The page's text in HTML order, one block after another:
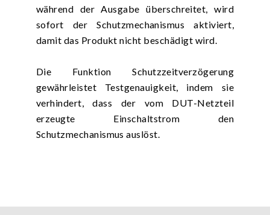
während der Ausgabe überschreitet, wird
sofort der Schutzmechanismus aktiviert,
damit das Produkt nicht beschädigt wird.
Die Funktion Schutzzeitverzögerung
gewährleistet Testgenauigkeit, indem sie
verhindert, dass der vom DUT-Netzteil
erzeugte Einschaltstrom den
Schutzmechanismus auslöst.